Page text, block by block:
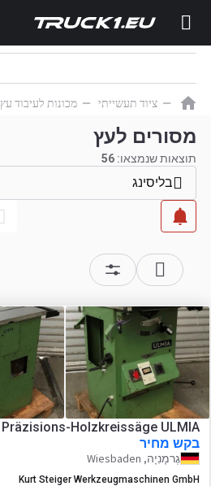
ציוד תעשייתי מכונות לעיבוד עץ
מסורים לעץ
תוצאות שנמצאו: 56
בליסינג
Präzisions-Holzkreissäge ULMIA
בקש מחיר
גֶרמָנִיָה, Wiesbaden
Kurt Steiger Werkzeugmaschinen GmbH